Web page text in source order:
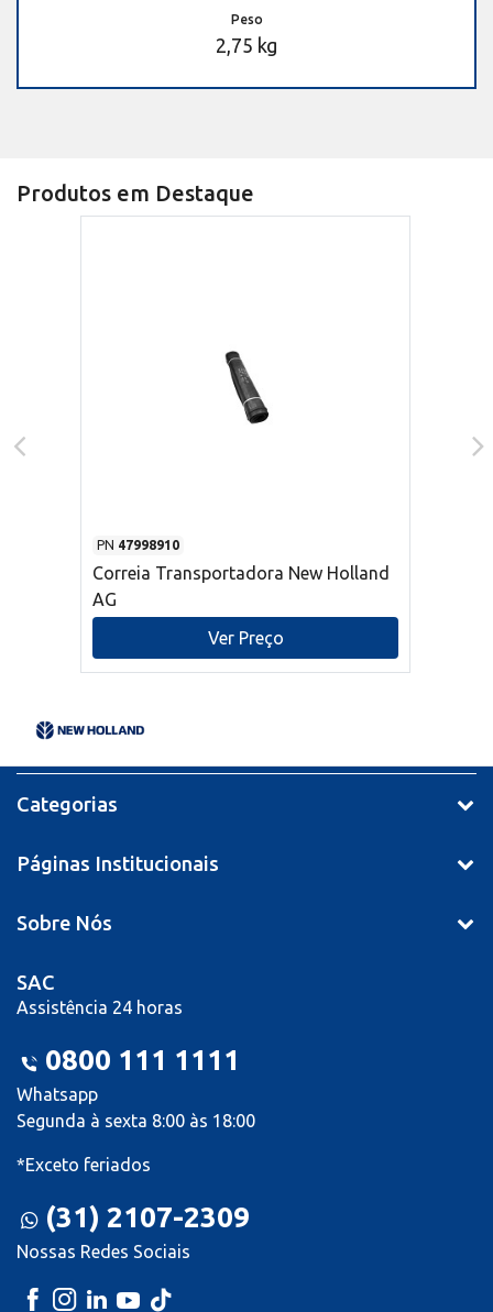
Peso
2,75 kg
Produtos em Destaque
PN 47998910
Correia Transportadora New Holland
AG
Ver Preço
Categorias
Páginas Institucionais
Sobre Nós
SAC
Assistência 24 horas
0800 111 1111
Whatsapp
Segunda à sexta 8:00 às 18:00
*Exceto feriados
(31) 2107-2309
Nossas Redes Sociais